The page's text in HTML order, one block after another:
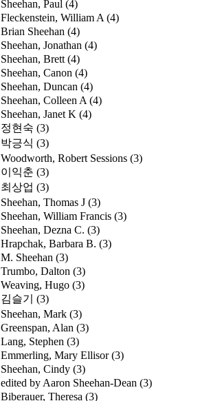
Sheehan, Paul (4)
Fleckenstein, William A (4)
Brian Sheehan (4)
Sheehan, Jonathan (4)
Sheehan, Brett (4)
Sheehan, Canon (4)
Sheehan, Duncan (4)
Sheehan, Colleen A (4)
Sheehan, Janet K (4)
정현숙 (3)
박긍식 (3)
Woodworth, Robert Sessions (3)
이익춘 (3)
최상업 (3)
Sheehan, Thomas J (3)
Sheehan, William Francis (3)
Sheehan, Dezna C. (3)
Hrapchak, Barbara B. (3)
M. Sheehan (3)
Trumbo, Dalton (3)
Weaving, Hugo (3)
김슬기
(3)
Sheehan, Mark (3)
Greenspan, Alan (3)
Lang, Stephen (3)
Emmerling, Mary Ellisor (3)
Sheehan, Cindy (3)
edited by Aaron Sheehan-Dean (3)
Biberauer, Theresa (3)